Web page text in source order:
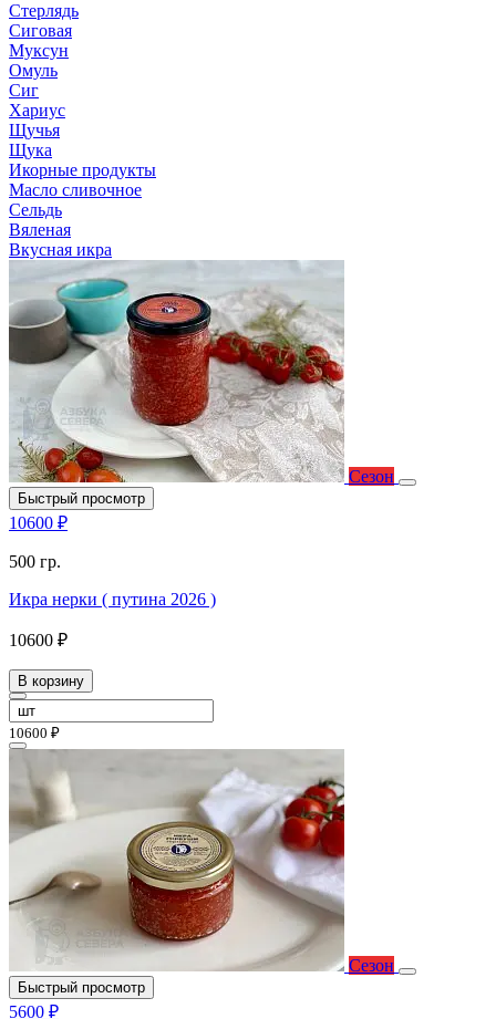
Стерлядь
Сиговая
Муксун
Омуль
Сиг
Хариус
Щучья
Щука
Икорные продукты
Масло сливочное
Сельдь
Вяленая
Вкусная икра
Сезон
Быстрый просмотр
10600 ₽
500 гр.
Икра нерки ( путина 2026 )
10600 ₽
В корзину
10600 ₽
Сезон
Быстрый просмотр
5600 ₽